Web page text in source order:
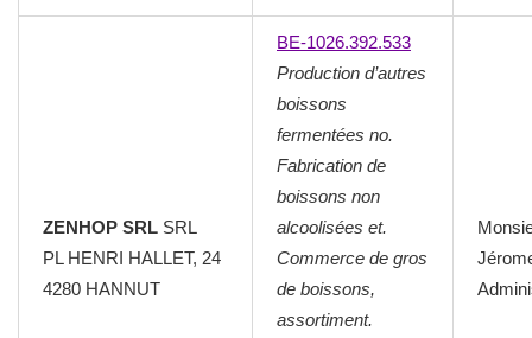
ZENHOP SRL SRL
PL HENRI HALLET, 24
4280 HANNUT
BE-1026.392.533
Production d’autres
boissons
fermentées no.
Fabrication de
boissons non
alcoolisées et.
Commerce de gros
de boissons,
assortiment.